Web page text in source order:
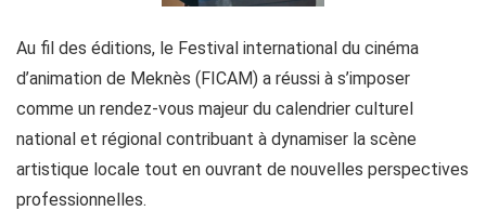
Au fil des éditions, le Festival international du cinéma
d’animation de Meknès (FICAM) a réussi à s’imposer
comme un rendez-vous majeur du calendrier culturel
national et régional contribuant à dynamiser la scène
artistique locale tout en ouvrant de nouvelles perspectives
professionnelles.